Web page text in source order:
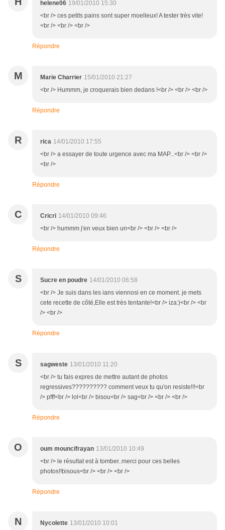
helene06 19/01/2010 15:30
<br /> ces petits pains sont super moelleux! A tester très vite!
<br /> <br /> <br />
Répondre
M Marie Charrier 15/01/2010 21:27
<br /> Hummm, je croquerais bien dedans !<br /> <br /> <br />
Répondre
R rica 14/01/2010 17:55
<br /> a essayer de toute urgence avec ma MAP...<br /> <br />
<br />
Répondre
C Cricri 14/01/2010 09:46
<br /> hummm j'en veux bien un<br /> <br /> <br />
Répondre
S Sucre en poudre 14/01/2010 06:58
<br /> Je suis dans les ians viennosi en ce moment. je mets
cete recette de côté,Elle est très tentante!<br /> iza:)<br /> <br
/> <br />
Répondre
S sagweste 13/01/2010 11:20
<br /> tu fais expres de mettre autant de photos
regressives?????????? comment veux tu qu'on resiste!!!<br
/> pfff<br /> lol<br /> bisou<br /> sag<br /> <br /> <br />
Répondre
O oum mouncifrayan 13/01/2010 10:49
<br /> le résultat est à tomber..merci pour ces belles
photos!!bisous<br /> <br /> <br />
Répondre
N Nycolette 13/01/2010 10:01